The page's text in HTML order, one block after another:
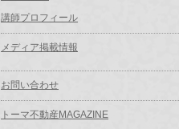
講師プロフィール
メディア掲載情報
お問い合わせ
トーマ不動産MAGAZINE